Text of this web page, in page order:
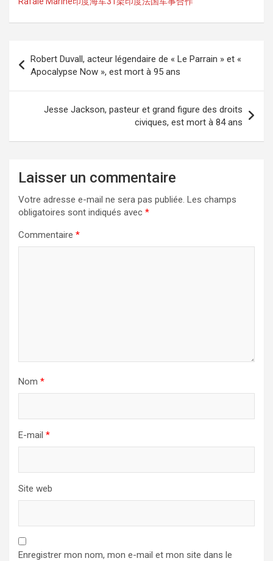
de
l’article
Robert Duvall, acteur légendaire de « Le Parrain » et «
Apocalypse Now », est mort à 95 ans
Jesse Jackson, pasteur et grand figure des droits
civiques, est mort à 84 ans
Laisser un commentaire
Votre adresse e-mail ne sera pas publiée. Les champs
obligatoires sont indiqués avec *
Commentaire *
Nom *
E-mail *
Site web
Enregistrer mon nom, mon e-mail et mon site dans le